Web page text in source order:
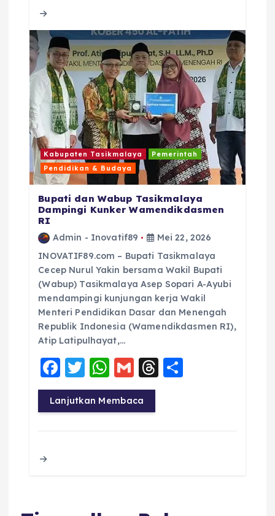
o
k
p
Kabupaten Tasikmalaya
Pemerintah
Pendidikan & Budaya
Bupati dan Wabup Tasikmalaya
Dampingi Kunker Wamendikdasmen
RI
Admin - Inovatif89
Mei 22, 2026
INOVATIF89.com – Bupati Tasikmalaya
Cecep Nurul Yakin bersama Wakil Bupati
(Wabup) Tasikmalaya Asep Sopari A-Ayubi
mendampingi kunjungan kerja Wakil
Menteri Pendidikan Dasar dan Menengah
Republik Indonesia (Wamendikdasmen RI),
Atip Latipulhayat,…
F
a
c
e
T
w
it
te
W
h
a
ts
G
m
ai
l
T
a re
Lanjutkan Membaca